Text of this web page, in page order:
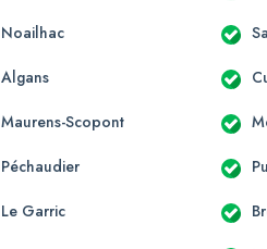
Noailhac
Algans
Maurens-Scopont
Péchaudier
Le Garric